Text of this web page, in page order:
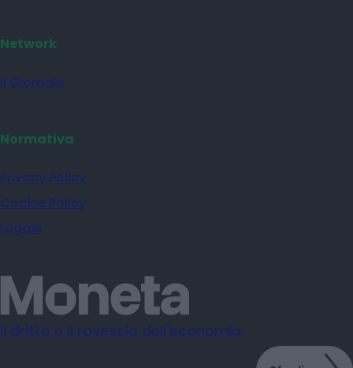
Network
il Giornale
Normativa
Privacy Policy
Cookie Policy
Legale
Il dritto e il rovescio dell'economia